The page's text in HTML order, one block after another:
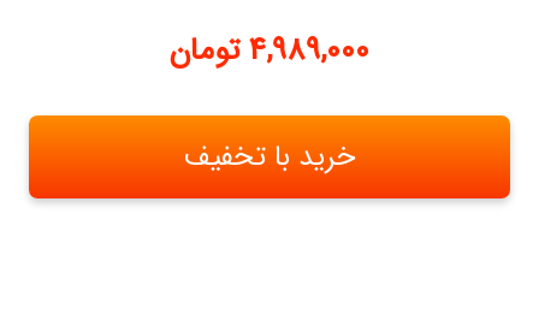
4,989,000 تومان
خرید با تخفیف